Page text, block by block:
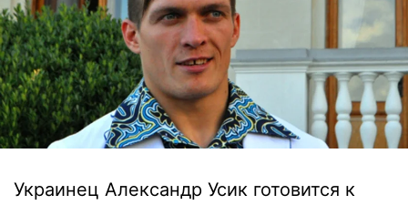
Украинец Александр Усик готовится к